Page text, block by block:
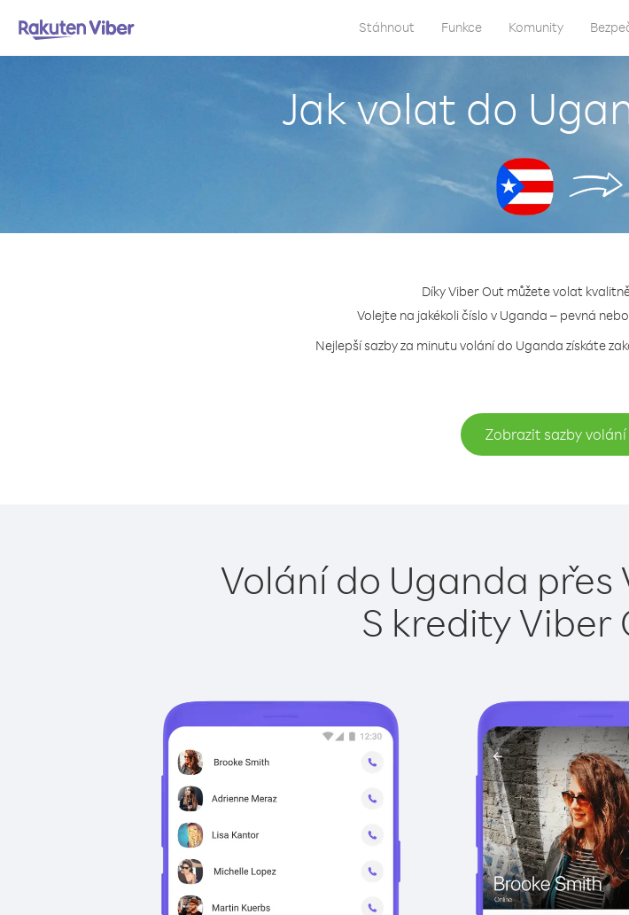
Stáhnout Funkce Komunity
Jak volat do
Díky Viber Out můžete volat
Volejte na jakékoli číslo v Uganda – pevná
Nejlepší sazby za minutu volání do Uganda získáte
Zobrazit sazby
Volání do Uganda přes
S kredity Viber